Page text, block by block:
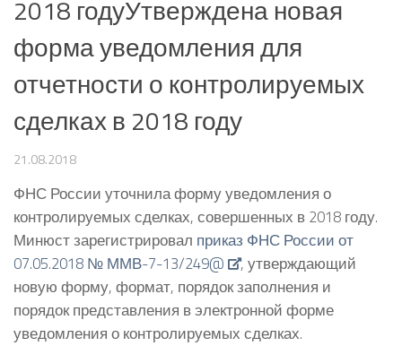
2018 годуУтверждена новая
форма уведомления для
отчетности о контролируемых
сделках в 2018 году
21.08.2018
ФНС России уточнила форму уведомления о
контролируемых сделках, совершенных в 2018 году.
Минюст зарегистрировал приказ ФНС России от
07.05.2018 № ММВ-7-13/249@
, утверждающий
новую форму, формат, порядок заполнения и
порядок представления в электронной форме
уведомления о контролируемых сделках.